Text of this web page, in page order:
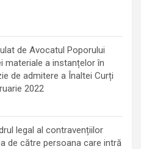
de Avocatul Poporului
materiale a instanțelor în
de admitere a Înaltei Curți
2022
legal al contravențiilor
de către persoana care intră